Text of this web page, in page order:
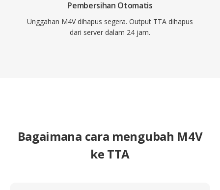
Pembersihan Otomatis
Unggahan M4V dihapus segera. Output TTA dihapus
dari server dalam 24 jam.
Bagaimana cara mengubah M4V
ke TTA